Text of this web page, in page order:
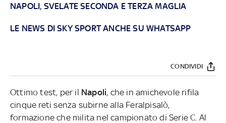
NAPOLI, SVELATE SECONDA E TERZA MAGLIA
LE NEWS DI SKY SPORT ANCHE SU WHATSAPP
CONDIVIDI
Ottimo test, per il Napoli, che in amichevole rifila
cinque reti senza subirne alla Feralpisalò,
formazione che milita nel campionato di Serie C. Al